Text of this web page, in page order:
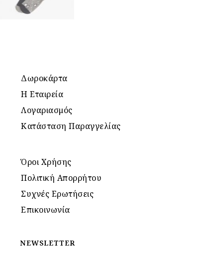
Δωροκάρτα
Η Εταιρεία
Λογαριασμός
Κατάσταση Παραγγελίας
Όροι Χρήσης
Πολιτική Απορρήτου
Συχνές Ερωτήσεις
Επικοινωνία
NEWSLETTER